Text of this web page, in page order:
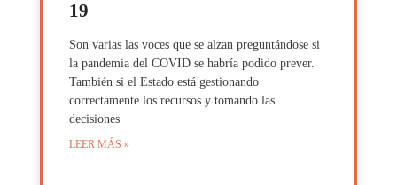
19
Son varias las voces que se alzan preguntándose si
la pandemia del COVID se habría podido prever.
También si el Estado está gestionando
correctamente los recursos y tomando las
decisiones
LEER MÁS »